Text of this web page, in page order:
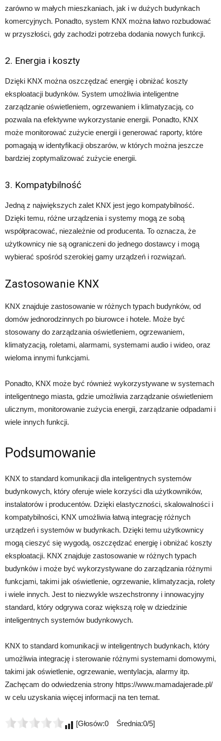
zarówno w małych mieszkaniach, jak i w dużych budynkach
komercyjnych. Ponadto, system KNX można łatwo rozbudować
w przyszłości, gdy zachodzi potrzeba dodania nowych funkcji.
2. Energia i koszty
Dzięki KNX można oszczędzać energię i obniżać koszty
eksploatacji budynków. System umożliwia inteligentne
zarządzanie oświetleniem, ogrzewaniem i klimatyzacją, co
pozwala na efektywne wykorzystanie energii. Ponadto, KNX
może monitorować zużycie energii i generować raporty, które
pomagają w identyfikacji obszarów, w których można jeszcze
bardziej zoptymalizować zużycie energii.
3. Kompatybilność
Jedną z największych zalet KNX jest jego kompatybilność.
Dzięki temu, różne urządzenia i systemy mogą ze sobą
współpracować, niezależnie od producenta. To oznacza, że ​​
użytkownicy nie są ograniczeni do jednego dostawcy i mogą
wybierać spośród szerokiej gamy urządzeń i rozwiązań.
Zastosowanie KNX
KNX znajduje zastosowanie w różnych typach budynków, od
domów jednorodzinnych po biurowce i hotele. Może być
stosowany do zarządzania oświetleniem, ogrzewaniem,
klimatyzacją, roletami, alarmami, systemami audio i wideo, oraz
wieloma innymi funkcjami.
Ponadto, KNX może być również wykorzystywane w systemach
inteligentnego miasta, gdzie umożliwia zarządzanie oświetleniem
ulicznym, monitorowanie zużycia energii, zarządzanie odpadami i
wiele innych funkcji.
Podsumowanie
KNX to standard komunikacji dla inteligentnych systemów
budynkowych, który oferuje wiele korzyści dla użytkowników,
instalatorów i producentów. Dzięki elastyczności, skalowalności i
kompatybilności, KNX umożliwia łatwą integrację różnych
urządzeń i systemów w budynkach. Dzięki temu użytkownicy
mogą cieszyć się wygodą, oszczędzać energię i obniżać koszty
eksploatacji. KNX znajduje zastosowanie w różnych typach
budynków i może być wykorzystywane do zarządzania różnymi
funkcjami, takimi jak oświetlenie, ogrzewanie, klimatyzacja, rolety
i wiele innych. Jest to niezwykle wszechstronny i innowacyjny
standard, który odgrywa coraz większą rolę w dziedzinie
inteligentnych systemów budynkowych.
KNX to standard komunikacji w inteligentnych budynkach, który
umożliwia integrację i sterowanie różnymi systemami domowymi,
takimi jak oświetlenie, ogrzewanie, wentylacja, alarmy itp.
Zachęcam do odwiedzenia strony https://www.mamadajerade.pl/
w celu uzyskania więcej informacji na ten temat.
[Głosów:0 Średnia:0/5]